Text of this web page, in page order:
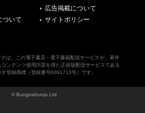
広告掲載について
ついて
サイトポリシー
は、この電子書店・電子書籍配信サービスが、著作
コンテンツ使用許諾を得た正規版配信サービスである
す登録商標（登録番号6091713号）です。
© Bungeishunju Ltd.